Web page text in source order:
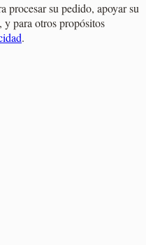
procesar su pedido, apoyar su
y para otros propósitos
.